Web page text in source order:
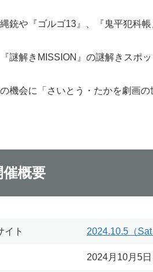
銃や『ゴルゴ13』、『鬼平犯科
謎解きMISSION』の謎解きスポッ
機会に「さいとう・たかを劇画
催概要
イト 2024.10.5（
2024月10月5日